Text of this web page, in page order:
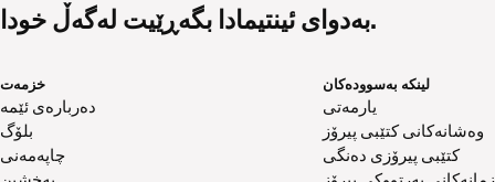
بەدوای ئینتیمادا بگەڕێیت لەگەڵ خودا.
خزمەت
دەربارەی ئێمە
بلۆگ
چاپەمەنی
لینکە بەسوودەکان
یارمەتی
وەشانەکانی کتێبی پیرۆز
کتێبی پیرۆزی دەنگی